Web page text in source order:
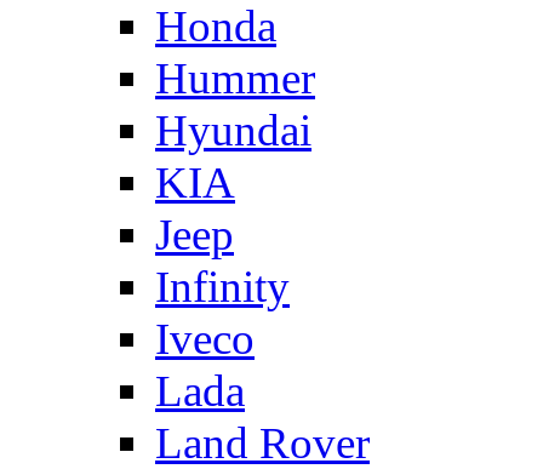
Honda
Hummer
Hyundai
KIA
Jeep
Infinity
Iveco
Lada
Land Rover